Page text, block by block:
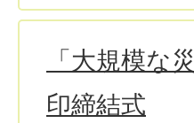
「大規模な
印締結式